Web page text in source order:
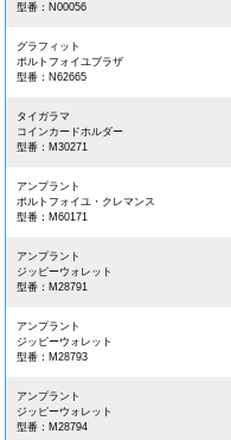
型番：N00056
グラフィット
ポルトフォイユブラザ
型番：N62665
タイガラマ
コインカードホルダー
型番：M30271
アンプラント
ポルトフォイユ・クレマンス
型番：M60171
アンプラント
ジッピーウォレット
型番：M28791
アンプラント
ジッピーウォレット
型番：M28793
アンプラント
ジッピーウォレット
型番：M28794